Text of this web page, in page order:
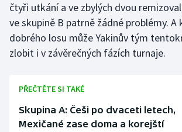
čtyři utkání a ve zbylých dvou
ve skupině B patrně žádné problémy. A
dobrého losu může Yakinův tým
zlobit i v závěrečných fázích turnaje.
PŘEČTĚTE SI TAKÉ
Skupina A: Češi po dvaceti letech,
Mexičané zase doma a korejští